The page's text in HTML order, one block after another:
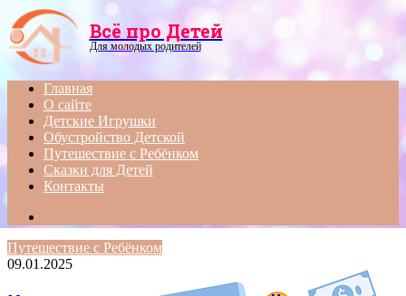
Menu
Всё про Детей
Для молодых родителей
Главная
О сайте
Детские Игрушки
Обустройство Детской
Путешествие с Ребёнком
Сказки для Детей
Контакты
for
Путешествие с Ребёнком
09.01.2025